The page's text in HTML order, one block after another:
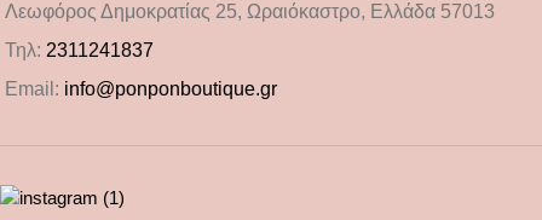
Λεωφόρος Δημοκρατίας 25, Ωραιόκαστρο, Ελλάδα 57013
Τηλ: 2311241837
Email: info@ponponboutique.gr